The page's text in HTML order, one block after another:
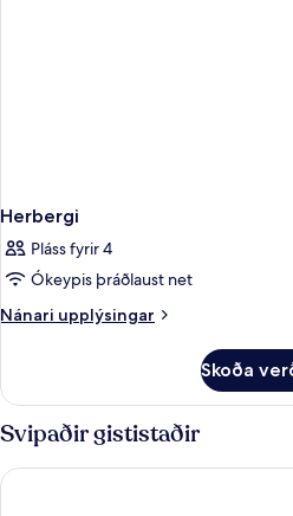
Herbergi
Pláss fyrir 4
Ókeypis þráðlaust net
Nánari upplýsingar
Nánari
Skoða
Svipaðir gististaðir
Comwell Roskilde